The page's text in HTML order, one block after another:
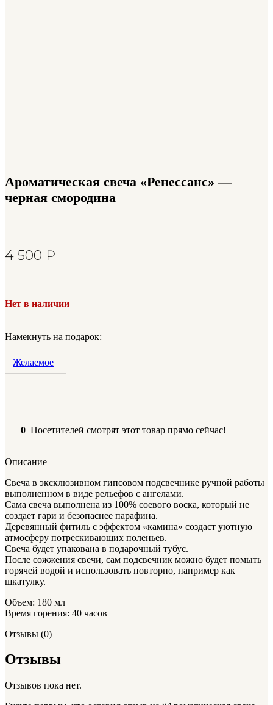
Ароматическая свеча «Ренессанс» —
черная смородина
4 500 ₽
Нет в наличии
Намекнуть на подарок:
Желаемое
0 Посетителей смотрят этот товар прямо сейчас!
Описание
Свеча в эксклюзивном гипсовом подсвечнике ручной работы
выполненном в виде рельефов с ангелами.
Сама свеча выполнена из 100% соевого воска, который не
создает гари и безопаснее парафина.
Деревянный фитиль с эффектом «камина» создаст уютную
атмосферу потрескивающих поленьев.
Свеча будет упакована в подарочный тубус.
После сожжения свечи, сам подсвечник можно будет помыть
горячей водой и использовать повторно, например как
шкатулку.
Объем: 180 мл
Время горения: 40 часов
Отзывы (0)
Отзывы
Отзывов пока нет.